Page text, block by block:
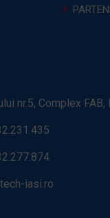
nr.5, Complex FAB,
iasi.ro